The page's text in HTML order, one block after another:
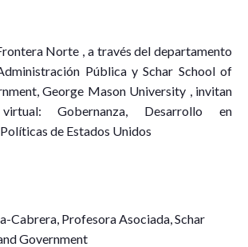
Norte , a través del departamento
Pública y Schar School of
George Mason University , invitan
Gobernanza, Desarrollo en
de Estados Unidos
Cabrera, Profesora Asociada, Schar
Government